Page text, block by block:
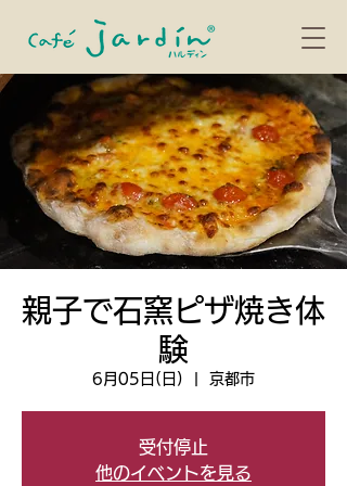
親子で石窯ピザ焼き体
験
6月05日(日) 京都市
受付停止
他のイベントを見る